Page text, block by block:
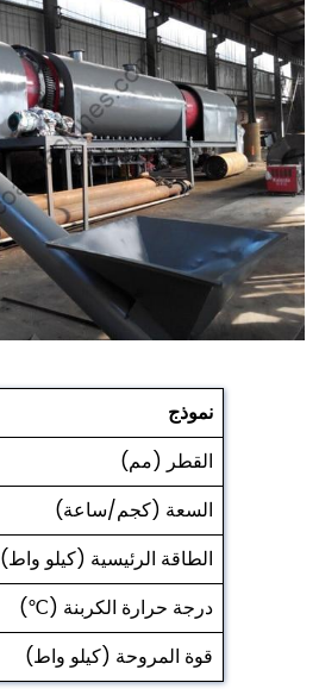
نموذج
القطر (مم)
السعة (كجم/ساعة)
الطاقة الرئيسية (كيلو واط)
درجة حرارة الكربنة (℃)
قوة المروحة (كيلو واط)